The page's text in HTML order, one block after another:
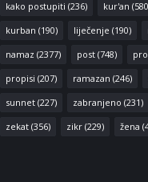
kako postupiti (236) kur'an
kurban (190) liječenje (190)
namaz (2377) post(748)
propisi (207) ramazan (246)
sunnet(227) zabranjeno (231)
zekat(356) zikr(229) žena